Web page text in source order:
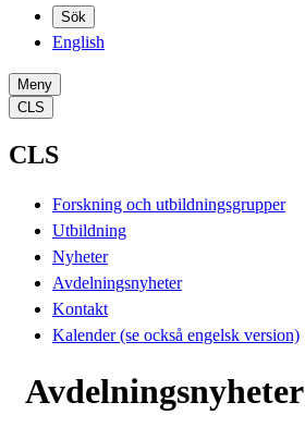
Sök
English
Meny
CLS
CLS
Forskning och utbildningsgrupper
Utbildning
Nyheter
Avdelningsnyheter
Kontakt
Kalender (se också engelsk version)
Avdelningsnyheter